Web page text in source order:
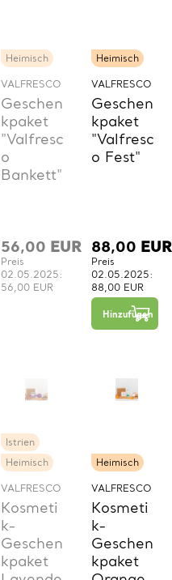
Heimisch
VALFRESCO
Geschen
kpaket
"Valfresc
o
Bankett"
56,00 EUR
Preis
02.05.2025:
56,00 EUR
Heimisch
VALFRESCO
Geschen
kpaket
"Valfresc
o Fest"
88,00 EUR
Preis
02.05.2025:
88,00 EUR
Hinzufügen
Heimisch
Istrien
VALFRESCO
Kosmeti
k-
Geschen
kpaket
Heimisch
VALFRESCO
Kosmeti
k-
Geschen
kpaket